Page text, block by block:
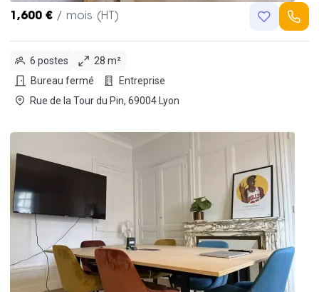
1,600 € / mois (HT)
6 postes
28 m²
Bureau fermé
Entreprise
Rue de la Tour du Pin, 69004 Lyon